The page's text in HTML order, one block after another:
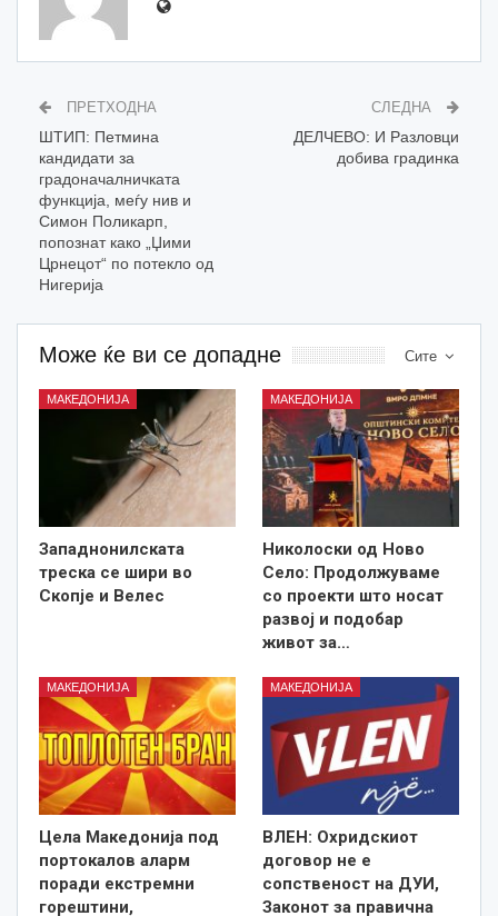
ПРЕТХОДНА
ШТИП: Петмина
кандидати за
градоначалничката
функција, меѓу нив и
Симон Поликарп,
попознат како „Џими
Црнецот“ по потекло од
Нигерија
СЛЕДНА
ДЕЛЧЕВО: И Разловци
добива градинка
Сите
Може ќе ви се допадне
МАКЕДОНИЈА
Западнонилската
треска се шири во
Скопје и Велес
МАКЕДОНИЈА
Николоски од Ново
Село: Продолжуваме
со проекти што носат
развој и подобар
живот за…
МАКЕДОНИЈА
Цела Македонија под
портокалов аларм
поради екстремни
горештини,
МАКЕДОНИЈА
ВЛЕН: Охридскиот
договор не е
сопственост на ДУИ,
Законот за правична